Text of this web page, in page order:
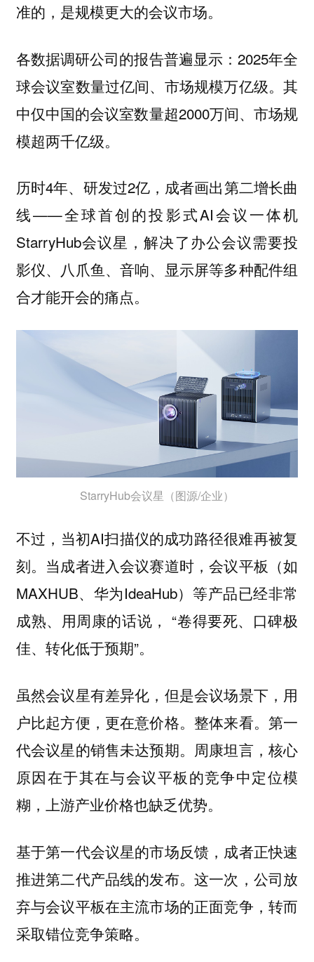
准的，是规模更大的会议市场。
各数据调研公司的报告普遍显示：2025年全
球会议室数量过亿间、市场规模万亿级。其
中仅中国的会议室数量超2000万间、市场规
模超两千亿级。
历时4年、研发过2亿，成者画出第二增长曲
线——全球首创的投影式AI会议一体机
StarryHub会议星，解决了办公会议需要投
影仪、八爪鱼、音响、显示屏等多种配件组
合才能开会的痛点。
StarryHub会议星（图源/企业）
不过，当初AI扫描仪的成功路径很难再被复
刻。当成者进入会议赛道时，会议平板（如
MAXHUB、华为IdeaHub）等产品已经非常
成熟、用周康的话说， “卷得要死、口碑极
佳、转化低于预期”。
虽然会议星有差异化，但是会议场景下，用
户比起方便，更在意价格。整体来看。第一
代会议星的销售未达预期。周康坦言，核心
原因在于其在与会议平板的竞争中定位模
糊，上游产业价格也缺乏优势。
基于第一代会议星的市场反馈，成者正快速
推进第二代产品线的发布。这一次，公司放
弃与会议平板在主流市场的正面竞争，转而
采取错位竞争策略。